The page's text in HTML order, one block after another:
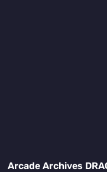
Arcade Archives